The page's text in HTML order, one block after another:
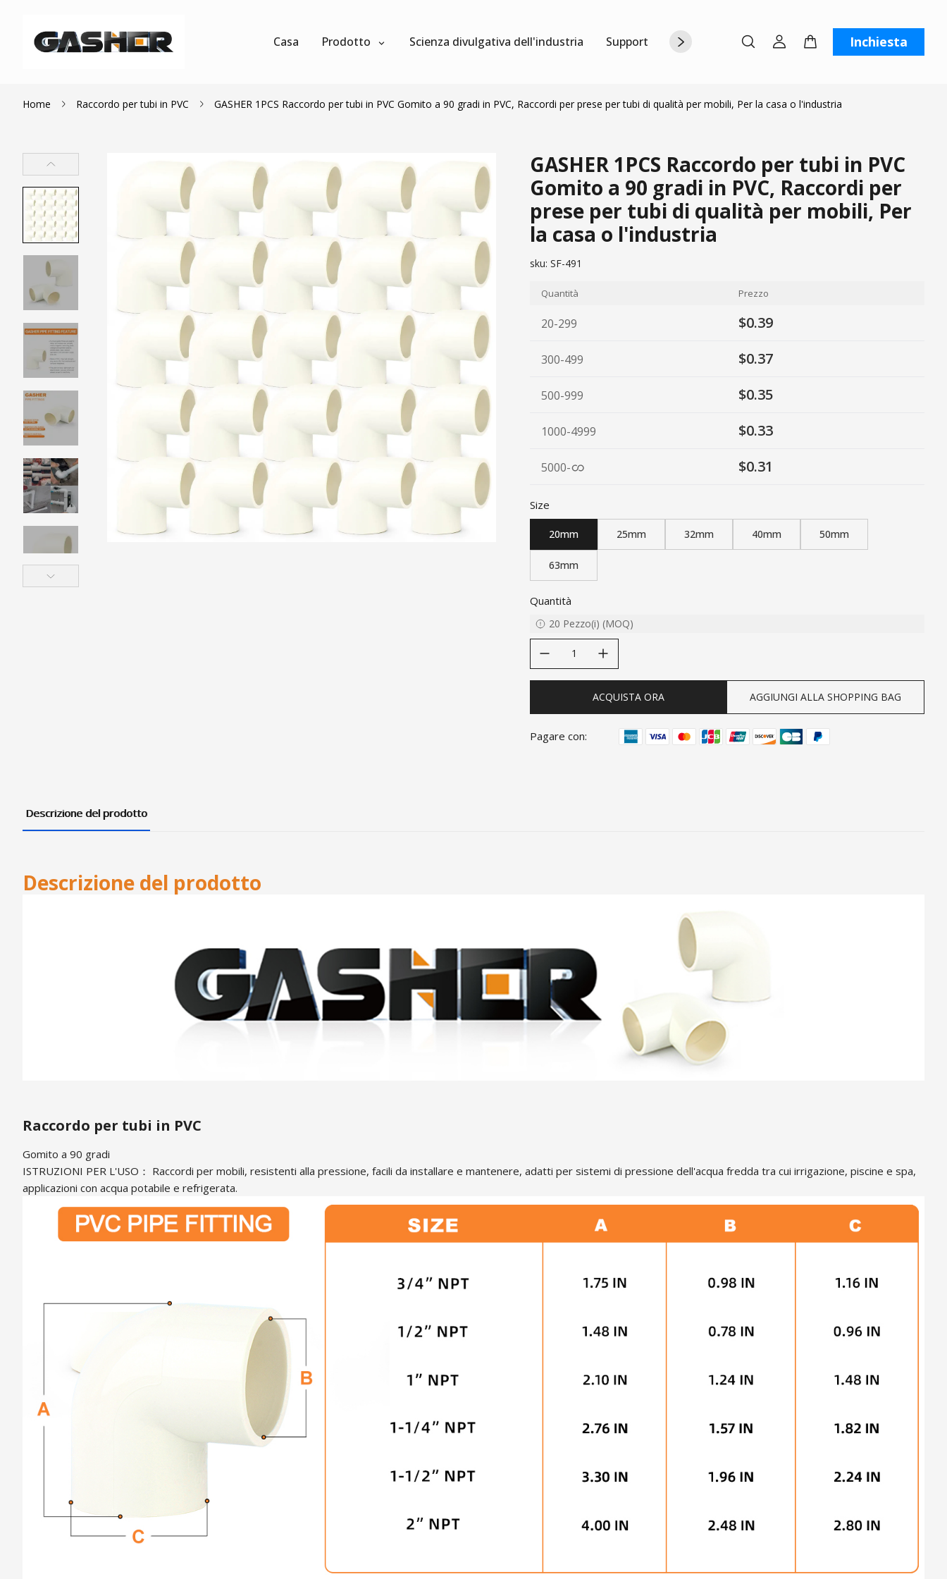
Casa Prodotto Scienza divulgativa dell'industria Supporto Chi siamo Contattaci Inchiesta
Home Raccordo per tubi in PVC GASHER 1PCS Raccordo per tubi in PVC Gomito a 90 gradi in PVC, Raccordi per prese per tubi di qualità per mobili, Per la casa o l'industria
GASHER 1PCS Raccordo per tubi in PVC
Gomito a 90 gradi in PVC, Raccordi per
prese per tubi di qualità per mobili, Per
la casa o l'industria
sku: SF-491
Quantità Prezzo
20-299 $0.39
300-499 $0.37
500-999 $0.35
1000-4999 $0.33
5000- $0.31
Size
20mm 25mm 32mm 40mm 50mm
63mm
Quantità
20 Pezzo(i) (MOQ)
ACQUISTA ORA AGGIUNGI ALLA SHOPPING BAG
Pagare con:
Descrizione del prodotto
Descrizione del prodotto
Raccordo per tubi in PVC
Gomito a 90 gradi
ISTRUZIONI PER L'USO： Raccordi per mobili, resistenti alla pressione, facili da installare e mantenere, adatti per sistemi di pressione dell'acqua fredda tra cui irrigazione, piscine e spa,
applicazioni con acqua potabile e refrigerata.